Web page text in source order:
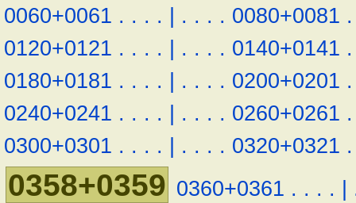
0060+0061 . . . . | . . . . 0080+0081 .
0120+0121 . . . . | . . . . 0140+0141 .
0180+0181 . . . . | . . . . 0200+0201 .
0240+0241 . . . . | . . . . 0260+0261 .
0300+0301 . . . . | . . . . 0320+0321 .
0358+0359 0360+0361 . . . . |